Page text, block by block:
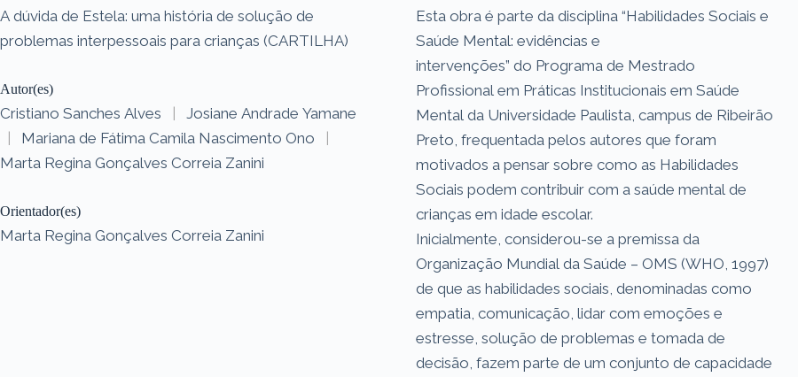
A dúvida de Estela: uma história de solução de
problemas interpessoais para crianças (CARTILHA)
Autor(es)
Cristiano Sanches Alves |
Josiane Andrade Yamane
|
Mariana de Fátima Camila Nascimento Ono
|
Marta Regina Gonçalves Correia Zanini
Orientador(es)
Marta Regina Gonçalves Correia Zanini
Esta obra é parte da disciplina “Habilidades Sociais e
Saúde Mental: evidências e
intervenções” do Programa de Mestrado
Profissional em Práticas Institucionais em Saúde
Mental da Universidade Paulista, campus de Ribeirão
Preto, frequentada pelos autores que foram
motivados a pensar sobre como as Habilidades
Sociais podem contribuir com a saúde mental de
crianças em idade escolar.
Inicialmente, considerou-se a premissa da
Organização Mundial da Saúde – OMS (WHO, 1997)
de que as habilidades sociais, denominadas como
empatia, comunicação, lidar com emoções e
estresse, solução de problemas e tomada de
decisão, fazem parte de um conjunto de capacidade